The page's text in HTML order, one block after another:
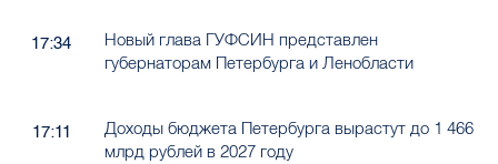
17:34
Новый глава ГУФСИН представлен
губернаторам Петербурга и Ленобласти
17:11
Доходы бюджета Петербурга вырастут до 1 466
млрд рублей в 2027 году